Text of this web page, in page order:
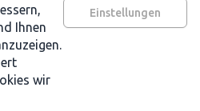
Ihnen
wir
Einstellungen